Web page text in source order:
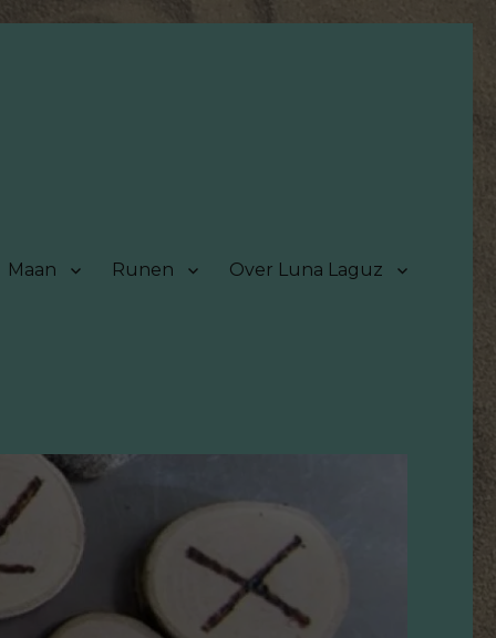
Maan Runen Over Luna Laguz